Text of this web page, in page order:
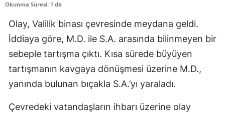
Okunma Süresi: 1 dk
Olay, Valilik binası çevresinde meydana geldi.
İddiaya göre, M.D. ile S.A. arasında bilinmeyen bir
sebeple tartışma çıktı. Kısa sürede büyüyen
tartışmanın kavgaya dönüşmesi üzerine M.D.,
yanında bulunan bıçakla S.A.’yı yaraladı.
Çevredeki vatandaşların ihbarı üzerine olay